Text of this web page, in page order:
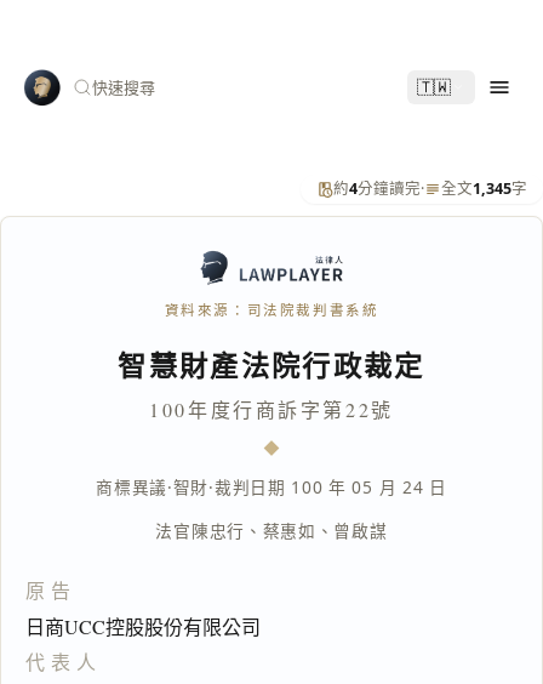
快速搜尋 🇹🇼
約4分鐘讀完· 全文1,345字
資料來源：司法院裁判書系統
智慧財產法院行政裁定
100年度行商訴字第22號
商標異議·智財·裁判日期 100 年 05 月 24 日
法官陳忠行 、 蔡惠如 、 曾啟謀
原告
日商UCC控股股份有限公司
代表人